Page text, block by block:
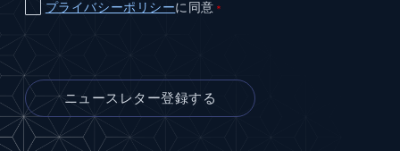
プライバシーポリシーに同意 ＊